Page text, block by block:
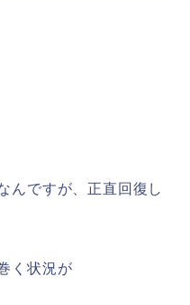
んですが、正直回復し
く状況が